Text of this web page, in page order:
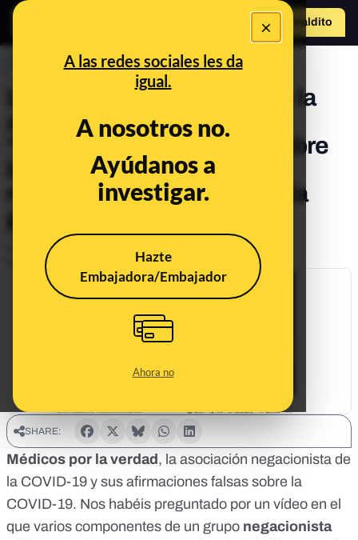
×
A las redes sociales les da
igual.
A nosotros no.
Ayúdanos a
investigar.
Hazte
Embajadora/Embajador
Ahora no
Hazte Maldito
PREBUNKING
Las afirmaciones falsas de la
asociación negacionista
"Médicos por la verdad" sobre
la COVID-19, el uso de las
mascarillas y la vacuna de la
gripe
Publicado el
Actualizado el
Jan 23, 2021, 8:58:00 PM
SHARE:
Médicos por la verdad , la asociación negacionista de
la COVID-19 y sus afirmaciones falsas sobre la
COVID-19. Nos habéis preguntado por un vídeo en el
que varios componentes de un grupo negacionista